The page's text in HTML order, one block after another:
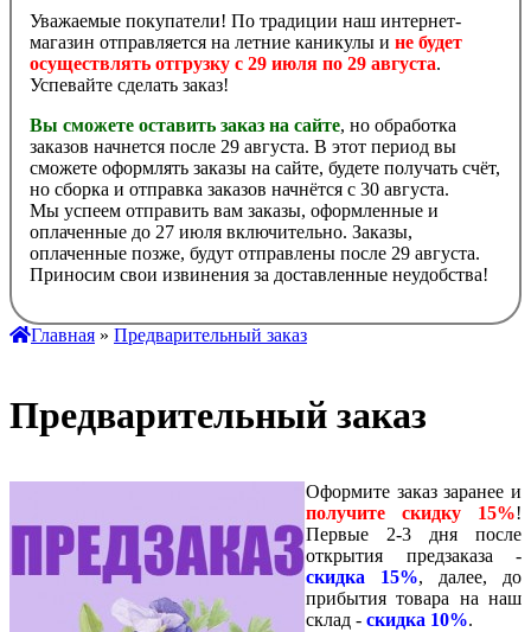
Уважаемые покупатели! По традиции наш интернет-
магазин отправляется на летние каникулы и не будет
осуществлять отгрузку с 29 июля по 29 августа.
Успевайте сделать заказ!
Вы сможете оставить заказ на сайте, но обработка
заказов начнется после 29 августа. В этот период вы
сможете оформлять заказы на сайте, будете получать счёт,
но сборка и отправка заказов начнётся с 30 августа.
Мы успеем отправить вам заказы, оформленные и
оплаченные до 27 июля включительно. Заказы,
оплаченные позже, будут отправлены после 29 августа.
Приносим свои извинения за доставленные неудобства!
Главная » Предварительный заказ
Предварительный заказ
Оформите заказ заранее и
получите скидку 15%!
Первые 2-3 дня после
открытия предзаказа -
скидка 15%, далее, до
прибытия товара на наш
склад - скидка 10%.